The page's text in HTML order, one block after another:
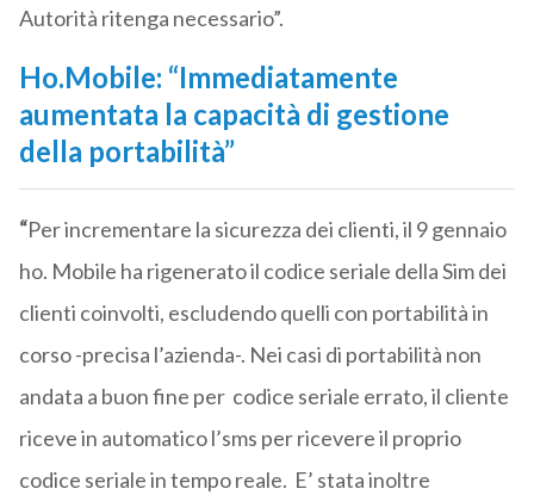
Autorità ritenga necessario”.
Ho.Mobile: “Immediatamente
aumentata la capacità di gestione
della portabilità”
“Per incrementare la sicurezza dei clienti, il 9 gennaio
ho. Mobile ha rigenerato il codice seriale della Sim dei
clienti coinvolti, escludendo quelli con portabilità in
corso -precisa l’azienda-. Nei casi di portabilità non
andata a buon fine per codice seriale errato, il cliente
riceve in automatico l’sms per ricevere il proprio
codice seriale in tempo reale. E’ stata inoltre